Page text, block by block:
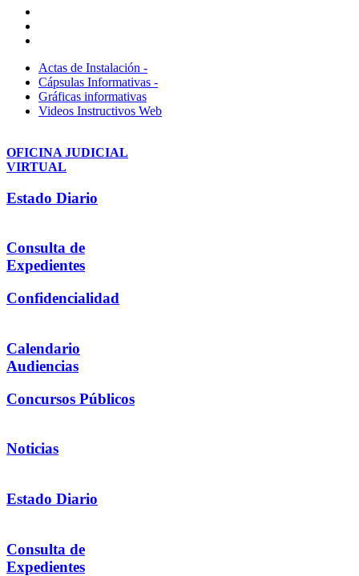
Actas de Instalación -
Cápsulas Informativas -
Gráficas informativas
Videos Instructivos Web
OFICINA JUDICIAL
VIRTUAL
Estado Diario
Consulta de
Expedientes
Confidencialidad
Calendario
Audiencias
Concursos Públicos
Noticias
Estado Diario
Consulta de
Expedientes